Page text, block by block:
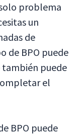
problema
un
de
de BPO puede
puede
el
BPO puede